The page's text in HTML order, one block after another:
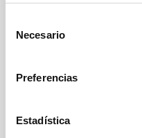
Necesario
Preferencias
Estadística